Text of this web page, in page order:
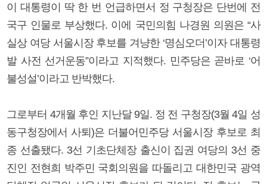
이 대통령이 딱 한 번 언급하면서 정 구청장은 단번에 전
국구 인물로 부상했다. 이에 국민의힘 나경원 의원은 “사
실상 여당 서울시장 후보를 겨냥한 ‘명심오더’이자 대통령
발 사전 선거운동”이라고 지적했다. 민주당은 곧바로 ‘어
불성설’이라고 반박했다.
그로부터 4개월 후인 지난달 9일. 정 전 구청장(3월 4일 성
동구청장에서 사퇴)은 더불어민주당 서울시장 후보로 최
종 선출됐다. 3선 기초단체장 출신이 집권 여당의 3선 중
진인 전현희 박주민 국회의원을 따돌리고 대한민국 광역